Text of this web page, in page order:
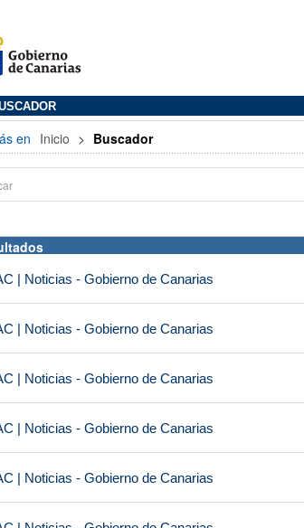
en Inicio > Buscador
| Noticias - Gobierno de Canarias
| Noticias - Gobierno de Canarias
| Noticias - Gobierno de Canarias
| Noticias - Gobierno de Canarias
| Noticias - Gobierno de Canarias